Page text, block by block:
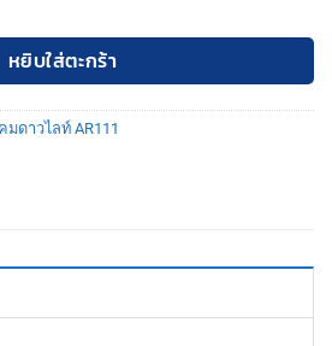
หยิบใส่ตะกร้า
มดาวไลท์ AR111